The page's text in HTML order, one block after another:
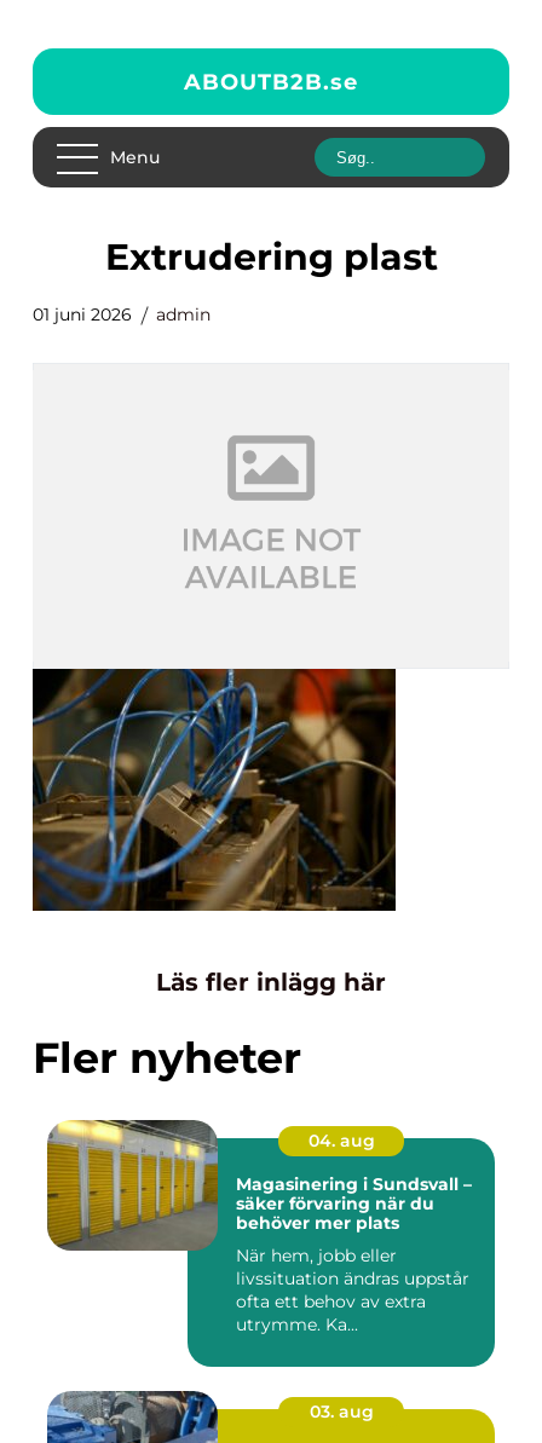
ABOUTB2B.se
Menu
extrudering plast
01 juni 2026 admin
Läs fler inlägg här
Fler nyheter
04. aug
Magasinering i Sundsvall –
säker förvaring när du
behöver mer plats
När hem, jobb eller
livssituation ändras uppstår
ofta ett behov av extra
utrymme. Ka...
03. aug